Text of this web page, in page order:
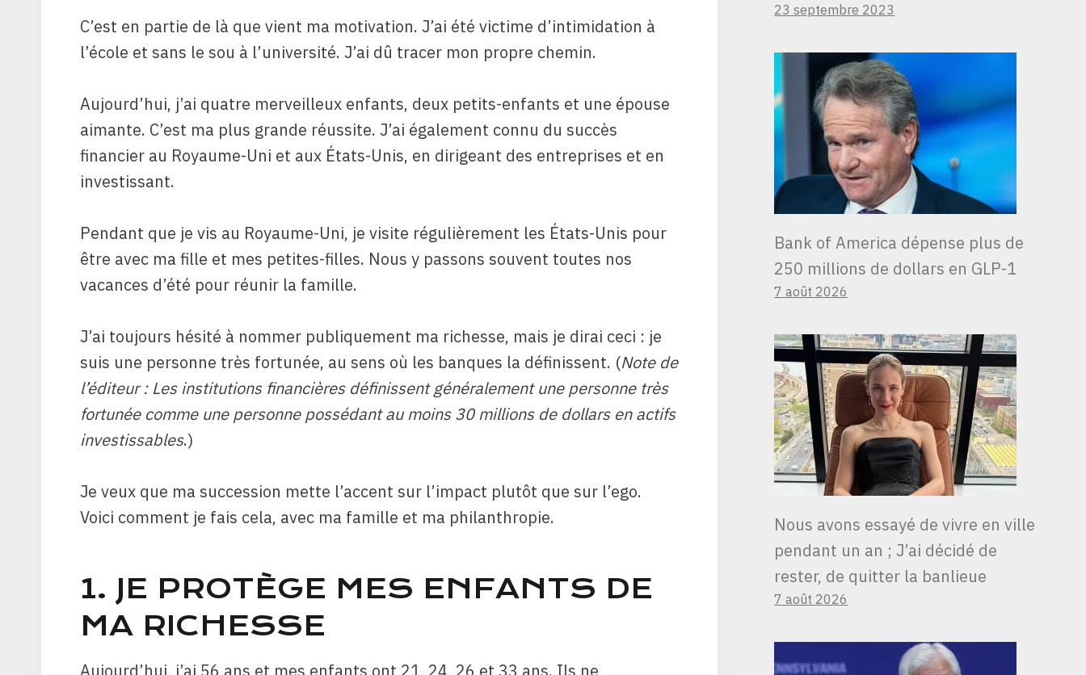
C’est en partie de là que vient ma motivation. J’ai été victime d’intimidation à
l’école et sans le sou à l’université. J’ai dû tracer mon propre chemin.
Aujourd’hui, j’ai quatre merveilleux enfants, deux petits-enfants et une épouse
aimante. C’est ma plus grande réussite. J’ai également connu du succès
financier au Royaume-Uni et aux États-Unis, en dirigeant des entreprises et en
investissant.
Pendant que je vis au Royaume-Uni, je visite régulièrement les États-Unis pour
être avec ma fille et mes petites-filles. Nous y passons souvent toutes nos
vacances d’été pour réunir la famille.
J’ai toujours hésité à nommer publiquement ma richesse, mais je dirai ceci : je
suis une personne très fortunée, au sens où les banques la définissent. (Note de
l’éditeur : Les institutions financières définissent généralement une personne très
fortunée comme une personne possédant au moins30 millions de dollarsen actifs
investissables.)
Je veux que ma succession mette l’accent sur l’impact plutôt que sur l’ego.
Voici comment je fais cela, avec ma famille et ma philanthropie.
1. JE PROTÈGE MES ENFANTS DE
MA RICHESSE
Aujourd’hui, j’ai 56 ans et mes enfants ont 21, 24, 26 et 33 ans. Ils ne
23 septembre 2023
Bank of America dépense plus de
250 millions de dollars en GLP-1
7 août 2026
Nous avons essayé de vivre en ville
pendant un an ; J’ai décidé de
rester, de quitter la banlieue
7 août 2026